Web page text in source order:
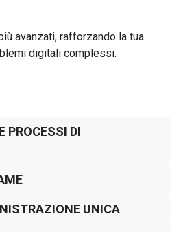
avanzati, rafforzando la tua
digitali complessi.
PROCESSI DI
UNICA